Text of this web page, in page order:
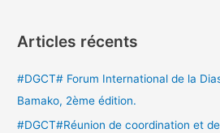
h
Articles récents
#DGCT# Forum International de la
Bamako, 2ème édition.
#DGCT#Réunion de coordination et